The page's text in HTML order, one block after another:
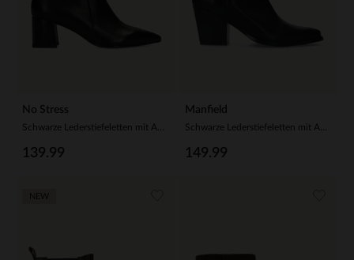
No Stress
139.99
Manfield
149.99